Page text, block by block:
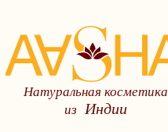
Натуральная косметика
из Индии